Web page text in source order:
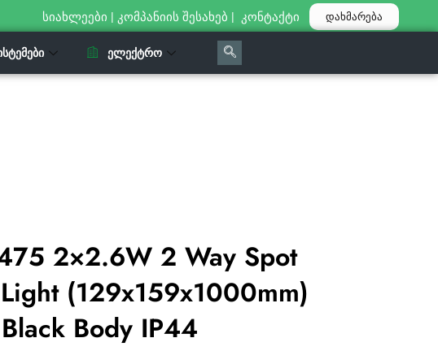
სიახლეები | კომპანიის შესახებ | კონტაქტი დახმარება
ᲔᲚᲔᲥᲢᲠᲝ
2×2.6W 2 Way Spot
(129x159x1000mm)
Body IP44